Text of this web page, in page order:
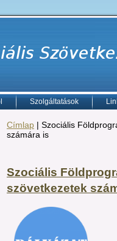
Szolgáltatások
Címlap | Szociális
számára is
Szociális
szövetkezetek